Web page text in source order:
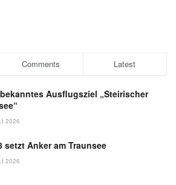
Comments Latest
Ausflugsziel „Steirischer
2026
setzt Anker am Traunsee
2026